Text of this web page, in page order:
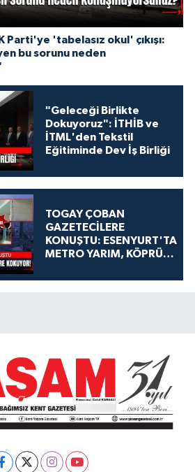
Parti'ye 'tabelasız okul' çıkışı:
bu sorunu neden
"Geleceği Birlikte
Dokuyoruz": İTHİB ve
İTML'den Tekstil
Eğitiminde Dev İş Birliği
TOGAY ÇOBAN
GAZETECİLERE
KONUŞTU: ESENYURT'TA
METRO YARIM, KÖPRÜ
KOKUYOR!